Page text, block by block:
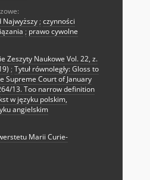
Najwyższy ; czynności
; prawo cywolne
Zeszyty Naukowe Vol. 22, z.
; Tytuł równoległy: Gloss to
Supreme Court of January
13. Too narrow definition
w języku polskim,
angielskim
Marii Curie-